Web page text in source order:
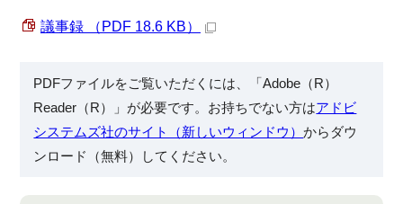
議事録 （PDF 18.6 KB）
PDFファイルをご覧いただくには、「Adobe（R）
Reader（R）」が必要です。お持ちでない方はアドビ
システムズ社のサイト（新しいウィンドウ）からダウ
ンロード（無料）してください。